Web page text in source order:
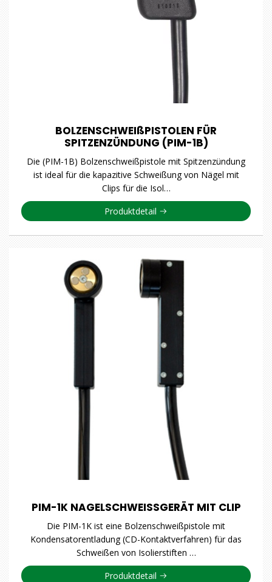
BOLZENSCHWEIßPISTOLEN FÜR
SPITZENZÜNDUNG (PIM-1B)
Die (PIM-1B) Bolzenschweißpistole mit Spitzenzündung
ist ideal für die kapazitive Schweißung von Nägel mit
Clips für die Isol…
Produktdetail
PIM-1K NAGELSCHWEISSGERÄT MIT CLIP
Die PIM-1K ist eine Bolzenschweißpistole mit
Kondensatorentladung (CD-Kontaktverfahren) für das
Schweißen von Isolierstiften …
Produktdetail